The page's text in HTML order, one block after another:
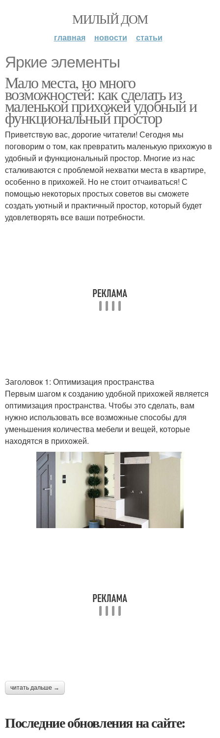
МИЛЫЙ ДОМ
главная новости статьи
Яркие элементы
Мало места, но много
возможностей: как сделать из
маленькой прихожей удобный и
функциональный простор
Приветствую вас, дорогие читатели! Сегодня мы
поговорим о том, как превратить маленькую прихожую в
удобный и функциональный простор. Многие из нас
сталкиваются с проблемой нехватки места в квартире,
особенно в прихожей. Но не стоит отчаиваться! С
помощью некоторых простых советов вы сможете
создать уютный и практичный простор, который будет
удовлетворять все ваши потребности.
Заголовок 1: Оптимизация пространства
Первым шагом к созданию удобной прихожей является
оптимизация пространства. Чтобы это сделать, вам
нужно использовать все возможные способы для
уменьшения количества мебели и вещей, которые
находятся в прихожей.
читать дальше →
Последние обновления на сайте: